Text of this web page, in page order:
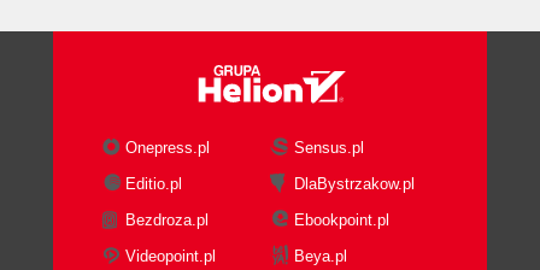
Onepress.pl
Sensus.pl
Editio.pl
DlaBystrzakow.pl
Bezdroza.pl
Ebookpoint.pl
Videopoint.pl
Beya.pl